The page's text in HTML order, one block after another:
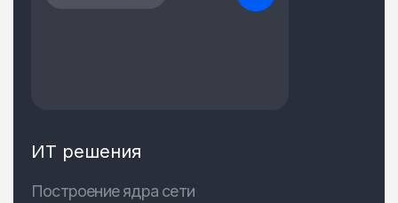
ИТ решения
Построение ядра сети